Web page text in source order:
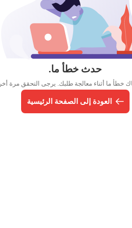
حدث خطأ ما.
خطأ ما أثناء معالجة طلبك. يرجى التحقق مرة
العودة إلى الصفحة الرئيسية